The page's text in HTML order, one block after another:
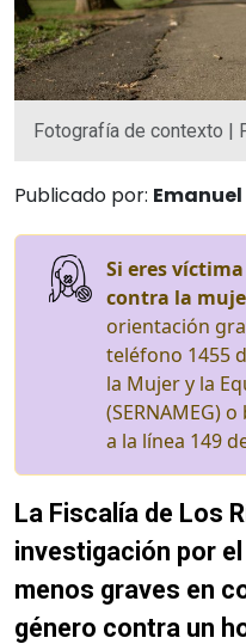
Fotografía de contexto |
Publicado por:
Si eres
contra la
orientación
teléfono 1455
la Mujer y la
(SERNAMEG)
a la línea 149
La Fiscalía de Los
investigación por
menos graves en
género contra un